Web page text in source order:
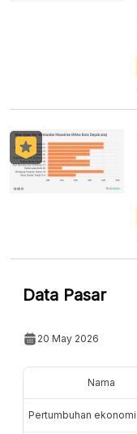
Data Pasar
20 May 2026
Nama
Pertumbuhan ekonomi